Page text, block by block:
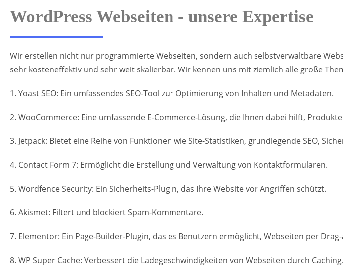
WordPress Webseiten - unsere Expertise
Wir erstellen nicht nur programmierte Webseiten, sondern auch selbstverwaltbare
sehr kosteneffektiv und sehr weit skalierbar. Wir kennen uns mit ziemlich alle große
1. Yoast SEO: Ein umfassendes SEO-Tool zur Optimierung von Inhalten und Metadaten.
2. WooCommerce: Eine umfassende E-Commerce-Lösung, die Ihnen dabei hilft,
3. Jetpack: Bietet eine Reihe von Funktionen wie Site-Statistiken, grundlegende SEO,
4. Contact Form 7: Ermöglicht die Erstellung und Verwaltung von Kontaktformularen.
5. Wordfence Security: Ein Sicherheits-Plugin, das Ihre Website vor Angriffen schützt.
6. Akismet: Filtert und blockiert Spam-Kommentare.
7. Elementor: Ein Page-Builder-Plugin, das es Benutzern ermöglicht, Webseiten per
8. WP Super Cache: Verbessert die Ladegeschwindigkeiten von Webseiten durch Caching.